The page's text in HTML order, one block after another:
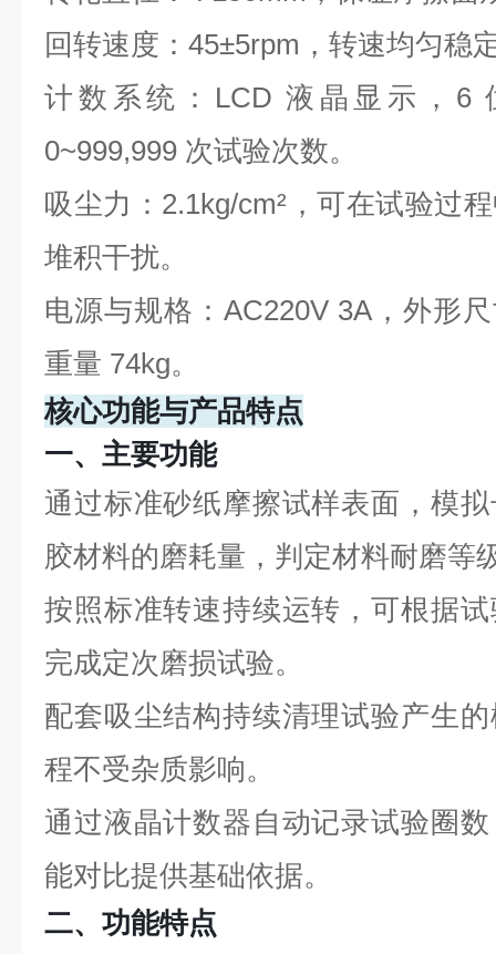
回转速度：45±5rpm，转速均匀稳
计数系统：LCD 液晶显示，6
0~999,999 次试验次数。
吸尘力：2.1kg/cm²，可在试验过
堆积干扰。
电源与规格：AC220V 3A，外形
重量 74kg。
核心功能与产品特点
一、主要功能
通过标准砂纸摩擦试样表面，模
胶材料的磨耗量，判定材料耐磨等
按照标准转速持续运转，可根据
完成定次磨损试验。
配套吸尘结构持续清理试验产生
程不受杂质影响。
通过液晶计数器自动记录试验圈
能对比提供基础依据。
二、功能特点